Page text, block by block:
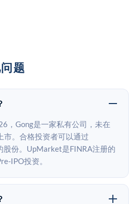
题
，Gong是一家私有公司，未在
市。合格投资者可以通过
股份。UpMarket是FINRA注册的
IPO投资。